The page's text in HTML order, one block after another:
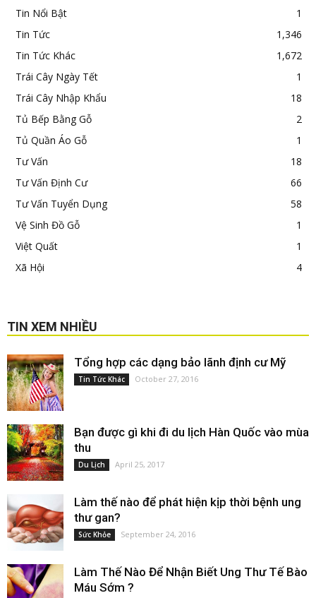
Tin Nổi Bật
1
Tin Tức
1,346
Tin Tức Khác
1,672
Trái Cây Ngày Tết
1
Trái Cây Nhập Khẩu
18
Tủ Bếp Bằng Gỗ
2
Tủ Quần Áo Gỗ
1
Tư Vấn
18
Tư Vấn Định Cư
66
Tư Vấn Tuyển Dụng
58
Vệ Sinh Đồ Gỗ
1
Việt Quất
1
Xã Hội
4
TIN XEM NHIỀU
Tổng hợp các dạng bảo lãnh định cư Mỹ
Tin Tức Khác October 27, 2016
Bạn được gì khi đi du lịch Hàn Quốc vào mùa
thu
Du Lịch April 25, 2017
Làm thế nào để phát hiện kịp thời bệnh ung
thư gan?
Sức Khỏe September 24, 2016
Làm Thế Nào Để Nhận Biết Ung Thư Tế Bào
Máu Sớm ?